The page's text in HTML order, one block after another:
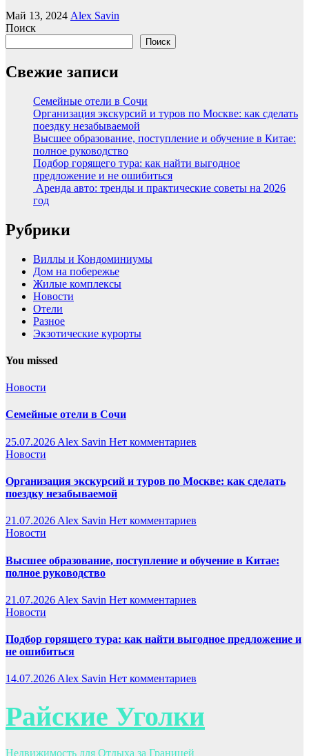
Май 13, 2024 Alex Savin
Поиск
Поиск
Свежие записи
Семейные отели в Сочи
Организация экскурсий и туров по Москве: как сделать
поездку незабываемой
Высшее образование, поступление и обучение в Китае:
полное руководство
Подбор горящего тура: как найти выгодное
предложение и не ошибиться
Аренда авто: тренды и практические советы на 2026
год
Рубрики
Виллы и Кондоминиумы
Дом на побережье
Жилые комплексы
Новости
Отели
Разное
Экзотические курорты
You missed
Новости
Семейные отели в Сочи
25.07.2026 Alex Savin Нет комментариев
Новости
Организация экскурсий и туров по Москве: как сделать
поездку незабываемой
21.07.2026 Alex Savin Нет комментариев
Новости
Высшее образование, поступление и обучение в Китае:
полное руководство
21.07.2026 Alex Savin Нет комментариев
Новости
Подбор горящего тура: как найти выгодное предложение и
не ошибиться
14.07.2026 Alex Savin Нет комментариев
Райские Уголки
Недвижимость для Отдыха за Границей